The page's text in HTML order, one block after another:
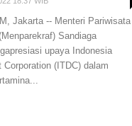
Jakarta -- Menteri Pariwisata
Sandiaga
upaya Indonesia
(ITDC) dalam